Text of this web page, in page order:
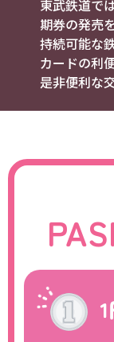
東武鉄道で
期券の発売
持続可能な
カードの利
是非便利な